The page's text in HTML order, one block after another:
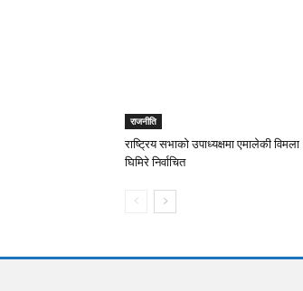
राजनीति
राष्ट्रिय सभाको उपाध्यक्षमा एमालेकी विमला
घिमिरे निर्वाचित